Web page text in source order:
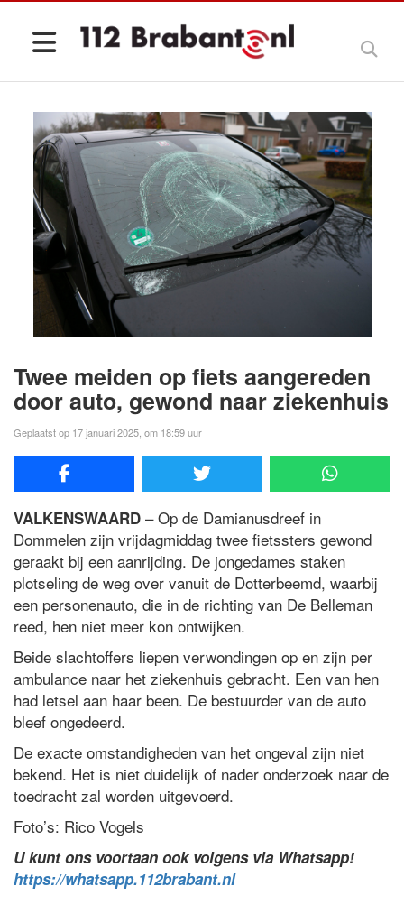
Twee meiden op fiets aangereden
door auto, gewond naar ziekenhuis
Geplaatst op 17 januari 2025, om 18:59 uur
VALKENSWAARD – Op de Damianusdreef in
Dommelen zijn vrijdagmiddag twee fietssters gewond
geraakt bij een aanrijding. De jongedames staken
plotseling de weg over vanuit de Dotterbeemd, waarbij
een personenauto, die in de richting van De Belleman
reed, hen niet meer kon ontwijken.
Beide slachtoffers liepen verwondingen op en zijn per
ambulance naar het ziekenhuis gebracht. Een van hen
had letsel aan haar been. De bestuurder van de auto
bleef ongedeerd.
De exacte omstandigheden van het ongeval zijn niet
bekend. Het is niet duidelijk of nader onderzoek naar de
toedracht zal worden uitgevoerd.
Foto’s: Rico Vogels
U kunt ons voortaan ook volgens via Whatsapp!
https://whatsapp.112brabant.nl